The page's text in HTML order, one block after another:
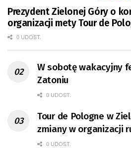
Prezydent Zielonej Góry o
organizacji mety Tour de
0 UDOST.
W sobotę wakacyjny
Zatoniu
0 UDOST.
Tour de Pologne w
zmiany w organizacji
0 UDOST.